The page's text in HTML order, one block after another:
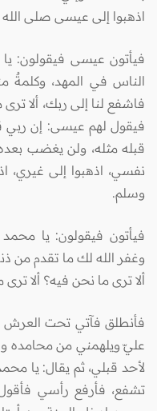
اذهبوا إلى عيسى صلى
فيأتون عيسى فيقولون:
الناس في المهد، وكلمةٌ
فاشفع لنا إلى ربك، ألا
فيقول لهم عيسى: إن
قبله مثله، ولن يغضب
نفسي، اذهبوا إلى غيري،
وسلم.
فيأتون فيقولون: يا محمد
وغفر الله لك ما تقدم من
ألا ترى ما نحن فيه؟ ألا ترى
فأنطلق فآتي تحت العرش
عليّ ويلهمني من محامده
لأحد قبلي، ثم يقال: يا
تشفع، فأرفع رأسي